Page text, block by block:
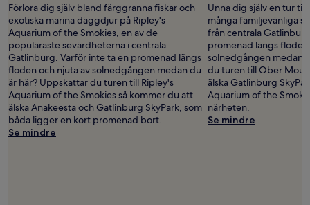
Förlora dig själv bland färggranna fiskar och
exotiska marina däggdjur på Ripley's
Aquarium of the Smokies, en av de
populäraste sevärdheterna i centrala
Gatlinburg. Varför inte ta en promenad längs
floden och njuta av solnedgången medan du
är här? Uppskattar du turen till Ripley's
Aquarium of the Smokies så kommer du att
älska Anakeesta och Gatlinburg SkyPark, som
båda ligger en kort promenad bort.
Se mindre
Unna dig själv en tur
många familjevänliga
från centrala
promenad längs
solnedgången medan
du turen till Ober
älska Gatlinburg
Aquarium of the
närheten.
Se mindre